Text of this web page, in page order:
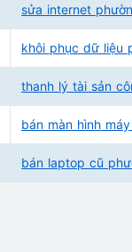
sửa internet
khôi phục dữ liệu
thanh lý tài sản
bán màn hình
bán laptop cũ